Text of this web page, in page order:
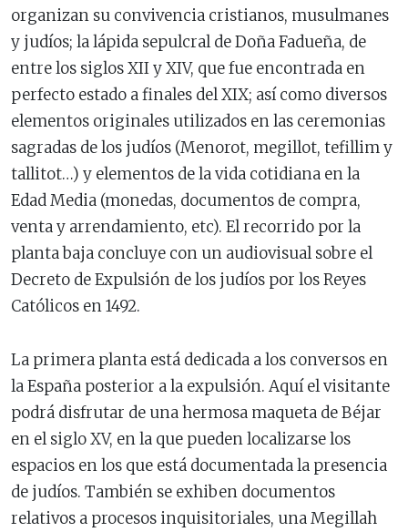
organizan su convivencia cristianos, musulmanes
y judíos; la lápida sepulcral de Doña Fadueña, de
entre los siglos XII y XIV, que fue encontrada en
perfecto estado a finales del XIX; así como diversos
elementos originales utilizados en las ceremonias
sagradas de los judíos (Menorot, megillot, tefillim y
tallitot…) y elementos de la vida cotidiana en la
Edad Media (monedas, documentos de compra,
venta y arrendamiento, etc). El recorrido por la
planta baja concluye con un audiovisual sobre el
Decreto de Expulsión de los judíos por los Reyes
Católicos en 1492.
La primera planta está dedicada a los conversos en
la España posterior a la expulsión. Aquí el visitante
podrá disfrutar de una hermosa maqueta de Béjar
en el siglo XV, en la que pueden localizarse los
espacios en los que está documentada la presencia
de judíos. También se exhiben documentos
relativos a procesos inquisitoriales, una Megillah